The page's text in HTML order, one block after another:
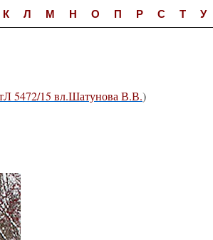
К Л М Н О П Р С Т У
5472/15 вл.Шатунова В.В.)